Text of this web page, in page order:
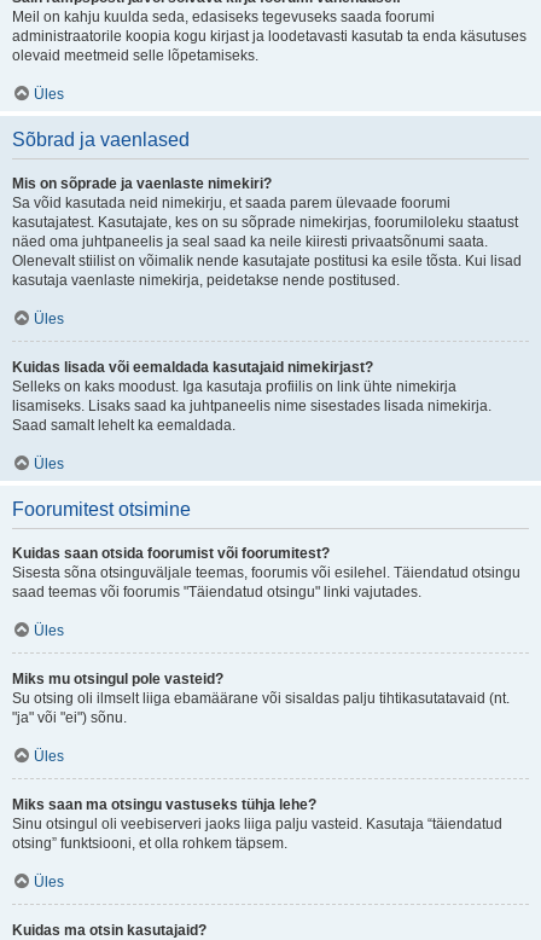
Meil on kahju kuulda seda, edasiseks tegevuseks saada foorumi
administraatorile koopia kogu kirjast ja loodetavasti kasutab ta enda käsutuses
olevaid meetmeid selle lõpetamiseks.
Üles
Sõbrad ja vaenlased
Mis on sõprade ja vaenlaste nimekiri?
Sa võid kasutada neid nimekirju, et saada parem ülevaade foorumi
kasutajatest. Kasutajate, kes on su sõprade nimekirjas, foorumiloleku staatust
näed oma juhtpaneelis ja seal saad ka neile kiiresti privaatsõnumi saata.
Olenevalt stiilist on võimalik nende kasutajate postitusi ka esile tõsta. Kui lisad
kasutaja vaenlaste nimekirja, peidetakse nende postitused.
Üles
Kuidas lisada või eemaldada kasutajaid nimekirjast?
Selleks on kaks moodust. Iga kasutaja profiilis on link ühte nimekirja
lisamiseks. Lisaks saad ka juhtpaneelis nime sisestades lisada nimekirja.
Saad samalt lehelt ka eemaldada.
Üles
Foorumitest otsimine
Kuidas saan otsida foorumist või foorumitest?
Sisesta sõna otsinguväljale teemas, foorumis või esilehel. Täiendatud otsingu
saad teemas või foorumis "Täiendatud otsingu" linki vajutades.
Üles
Miks mu otsingul pole vasteid?
Su otsing oli ilmselt liiga ebamäärane või sisaldas palju tihtikasutatavaid (nt.
"ja" või "ei") sõnu.
Üles
Miks saan ma otsingu vastuseks tühja lehe?
Sinu otsingul oli veebiserveri jaoks liiga palju vasteid. Kasutaja “täiendatud
otsing” funktsiooni, et olla rohkem täpsem.
Üles
Kuidas ma otsin kasutajaid?